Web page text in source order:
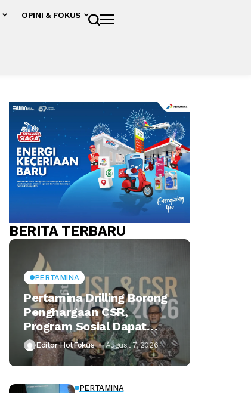
OPINI & FOKUS
BERITA TERBARU
PERTAMINA
Pertamina Drilling Borong
Penghargaan CSR,
Program Sosial Dapat
Apresiasi
Editor HotFokus August 7, 2026
PERTAMINA